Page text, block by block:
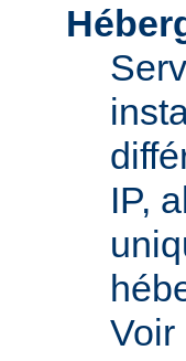
IP,
Voir